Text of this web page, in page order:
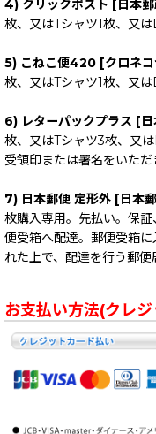
4) クリックポスト [日本郵
枚、又はTシャツ1枚、又
5) こねこ便420 [クロネコ
枚、又はTシャツ1枚、又
6) レターパックプラス [日
枚、又はTシャツ3枚、又
受領印または署名をいただ
7) 日本郵便 定形外 [日本
枚購入専用。先払い。保
便受箱へ配達。郵便受箱
れた上で、配達を行う郵
お支払い方法(クレ